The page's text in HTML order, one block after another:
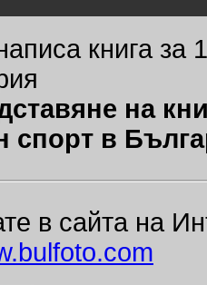
книга за
на
спорт в
в сайта на